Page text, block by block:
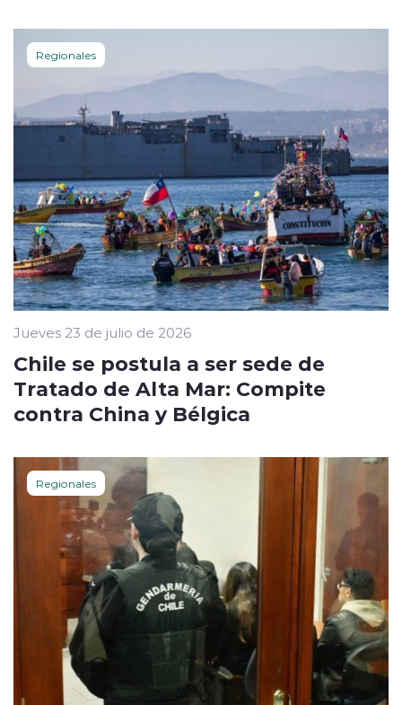
Regionales
Jueves 23 de julio de 2026
Chile se postula a ser sede de
Tratado de Alta Mar: Compite
contra China y Bélgica
Regionales